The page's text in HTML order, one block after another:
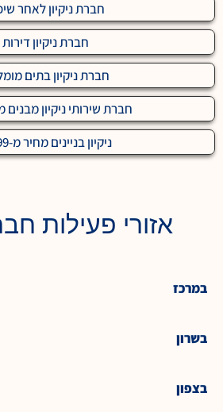
חברת ניקיון לאחר
חברת ניקיון דירות
חברת ניקיון בתים
חברת שירותי ניקיון מבנים
ניקיון בניינים מחיר מ-₪699
אזורי פעילות
במרכז
בשרון
בצפון